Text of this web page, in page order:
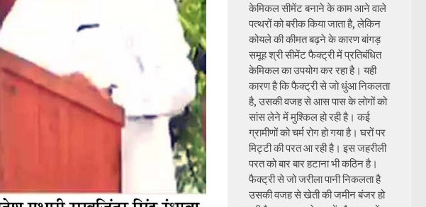
केमिकल सीमेंट बनाने के काम आने वाले
पत्थरों को बरीक किया जाता है, लेकिन
कोयले की कीमत बढ़ने के कारण बांगड़
समूह श्री सीमेंट फैक्ट्री में प्रतिबंधित
केमिकल का उपयोग कर रहा है। यही
कारण है कि फैक्ट्री से जो धुंआ निकलता
है, उसकी वजह से आस पास के लोगों को
सांस लेने में मुश्किल हो रही है। कई
ग्रामीणों को चर्म रोग हो गया है। घरों पर
मिट्टी की परत आ रही है। इस जहरीली
परत को बार बार हटाना भी कठिन है।
फैक्ट्री से जो जरीला पानी निकलता है
उसकी वजह से खेती की जमीन बंजर हो